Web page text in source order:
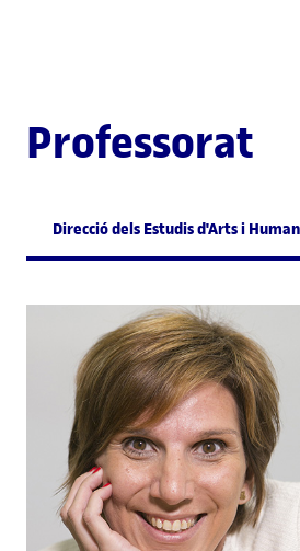
Professorat
Direcció dels Estudis d'Arts i